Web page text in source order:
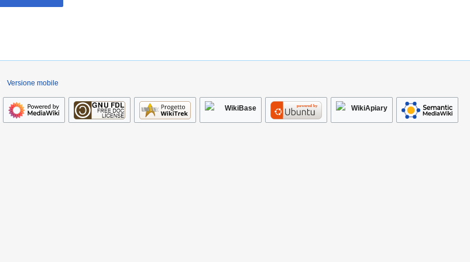
Versione mobile